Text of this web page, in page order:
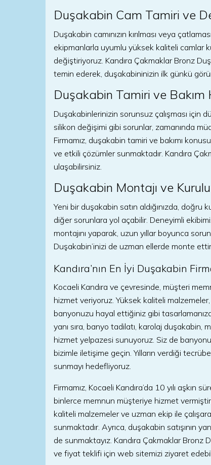
Duşakabin Cam Tamiri ve
Duşakabin camınızın kırılması veya
ekipmanlarla uyumlu yüksek kaliteli camlar
değiştiriyoruz. Kandıra Çakmaklar Bronz
temin ederek, duşakabininizin ilk günkü
Duşakabin Tamiri ve Bakım
Duşakabinlerinizin sorunsuz çalışması için
silikon değişimi gibi sorunlar, zamanında
Firmamız, duşakabin tamiri ve bakımı
ve etkili çözümler sunmaktadır. Kandıra
ulaşabilirsiniz.
Duşakabin Montajı ve
Yeni bir duşakabin satın aldığınızda,
diğer sorunlara yol açabilir. Deneyimli
montajını yaparak, uzun yıllar boyunca
Duşakabin’inizi de uzman ellerde monte
Kandıra’nın En İyi Duşakabin
Kocaeli Kandıra ve çevresinde, müşteri
hizmet veriyoruz. Yüksek kaliteli
banyonuzu hayal ettiğiniz gibi
yanı sıra, banyo tadilatı, karolaj
hizmet yelpazesi sunuyoruz. Siz de
bizimle iletişime geçin. Yılların verdiği
sunmayı hedefliyoruz.
Firmamız, Kocaeli Kandıra’da 10 yılı
binlerce memnun müşteriye hizmet
kaliteli malzemeler ve uzman ekip ile
sunmaktadır. Ayrıca, duşakabin satışının
de sunmaktayız. Kandıra Çakmaklar Bronz
ve fiyat teklifi için web sitemizi ziyaret